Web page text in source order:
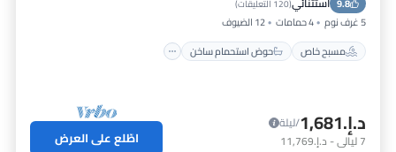
9.8
(120 التعليقات )
5 غرف نوم 4 حمامات
12 الضيوف
مسبح خاص
حوض استحمام ساخن
موقف سيارات
د.إ.‏1,681
/ليلة
7ليالي- د.إ.‏11,769 اطّلع على العرض